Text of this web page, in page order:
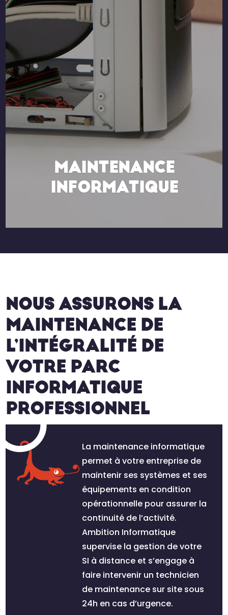
MAINTENANCE
INFORMATIQUE
NOUS ASSURONS LA
MAINTENANCE DE
L’INTÉGRALITÉ DE
VOTRE PARC
INFORMATIQUE
PROFESSIONNEL
La maintenance informatique
permet à votre entreprise de
maintenir ses systèmes et ses
équipements en condition
opérationnelle pour assurer la
continuité de l’activité.
Ambition Informatique
supervise la gestion de votre
SI à distance et s’engage à
faire intervenir un technicien
de maintenance sur site sous
24h en cas d’urgence.